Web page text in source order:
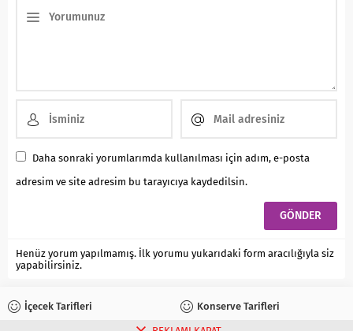
Daha sonraki yorumlarımda kullanılması için adım, e-posta
adresim ve site adresim bu tarayıcıya kaydedilsin.
Henüz yorum yapılmamış. İlk yorumu yukarıdaki form aracılığıyla siz
yapabilirsiniz.
İçecek Tarifleri Konserve Tarifleri